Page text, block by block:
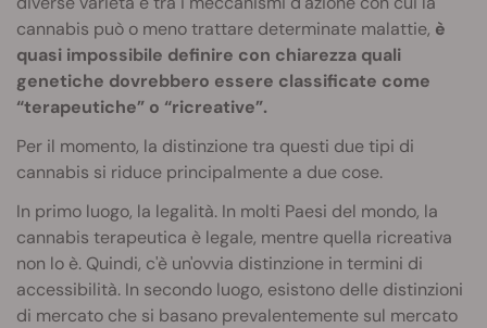
cannabis può o meno trattare determinate malattie, è
quasi impossibile definire con chiarezza quali
genetiche dovrebbero essere classificate come
“terapeutiche” o “ricreative”.
Per il momento, la distinzione tra questi due tipi di
cannabis si riduce principalmente a due cose.
In primo luogo, la legalità. In molti Paesi del mondo, la
cannabis terapeutica è legale, mentre quella ricreativa
non lo è. Quindi, c'è un'ovvia distinzione in termini di
accessibilità. In secondo luogo, esistono delle distinzioni
di mercato che si basano prevalentemente sul mercato